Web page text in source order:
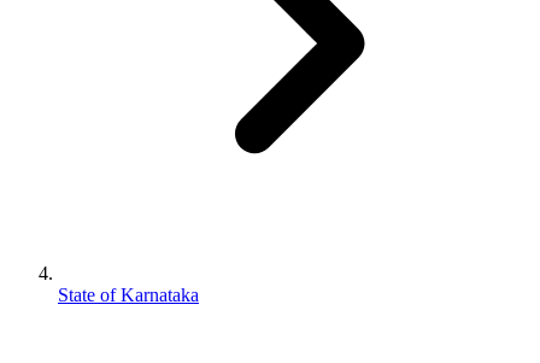
State of Karnataka